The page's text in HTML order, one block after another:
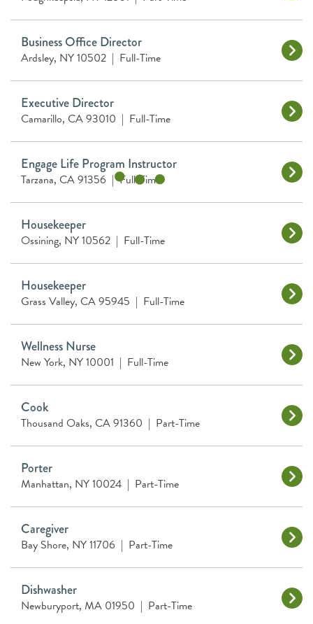
Business Office Director
Ardsley, NY 10502 | Full-Time
Executive Director
Camarillo, CA 93010 | Full-Time
Engage Life Program Instructor
Tarzana, CA 91356 |Full-Time
Housekeeper
Ossining, NY 10562 | Full-Time
Housekeeper
Grass Valley, CA 95945 | Full-Time
Wellness Nurse
New York, NY 10001 | Full-Time
Cook
Thousand Oaks, CA 91360 | Part-Time
Porter
Manhattan, NY 10024 | Part-Time
Caregiver
Bay Shore, NY 11706 | Part-Time
Dishwasher
Newburyport, MA 01950 | Part-Time